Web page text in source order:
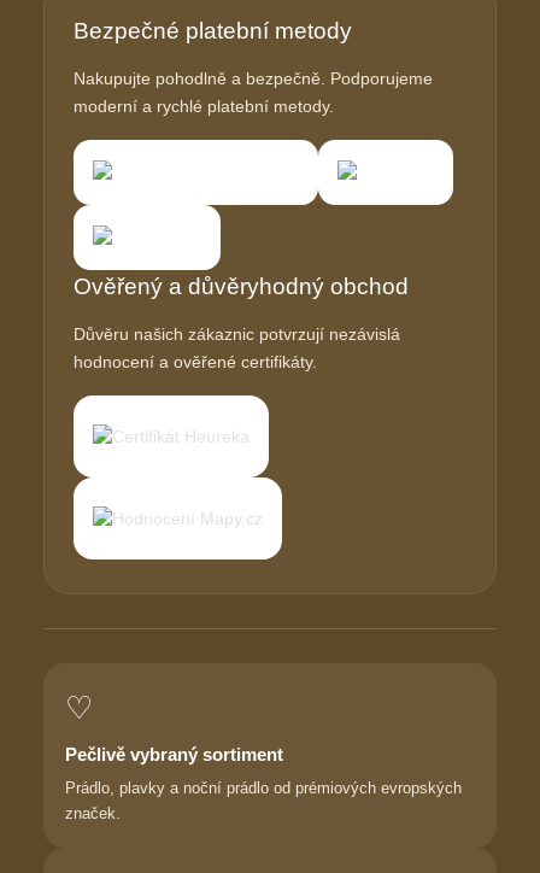
Bezpečné platební metody
Nakupujte pohodlně a bezpečně. Podporujeme
moderní a rychlé platební metody.
Ověřený a důvěryhodný obchod
Důvěru našich zákaznic potvrzují nezávislá
hodnocení a ověřené certifikáty.
♡
Pečlivě vybraný sortiment
Prádlo, plavky a noční prádlo od prémiových evropských
značek.